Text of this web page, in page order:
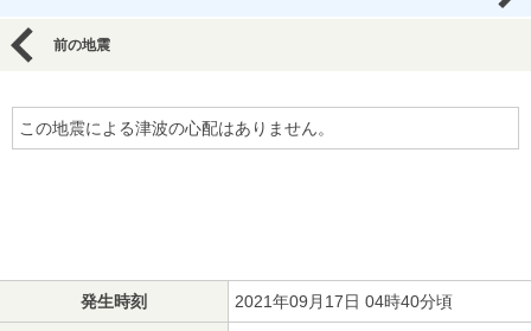
前の地震
この地震による津波の心配はありません。
発生時刻 2021年09月17日 04時40分頃